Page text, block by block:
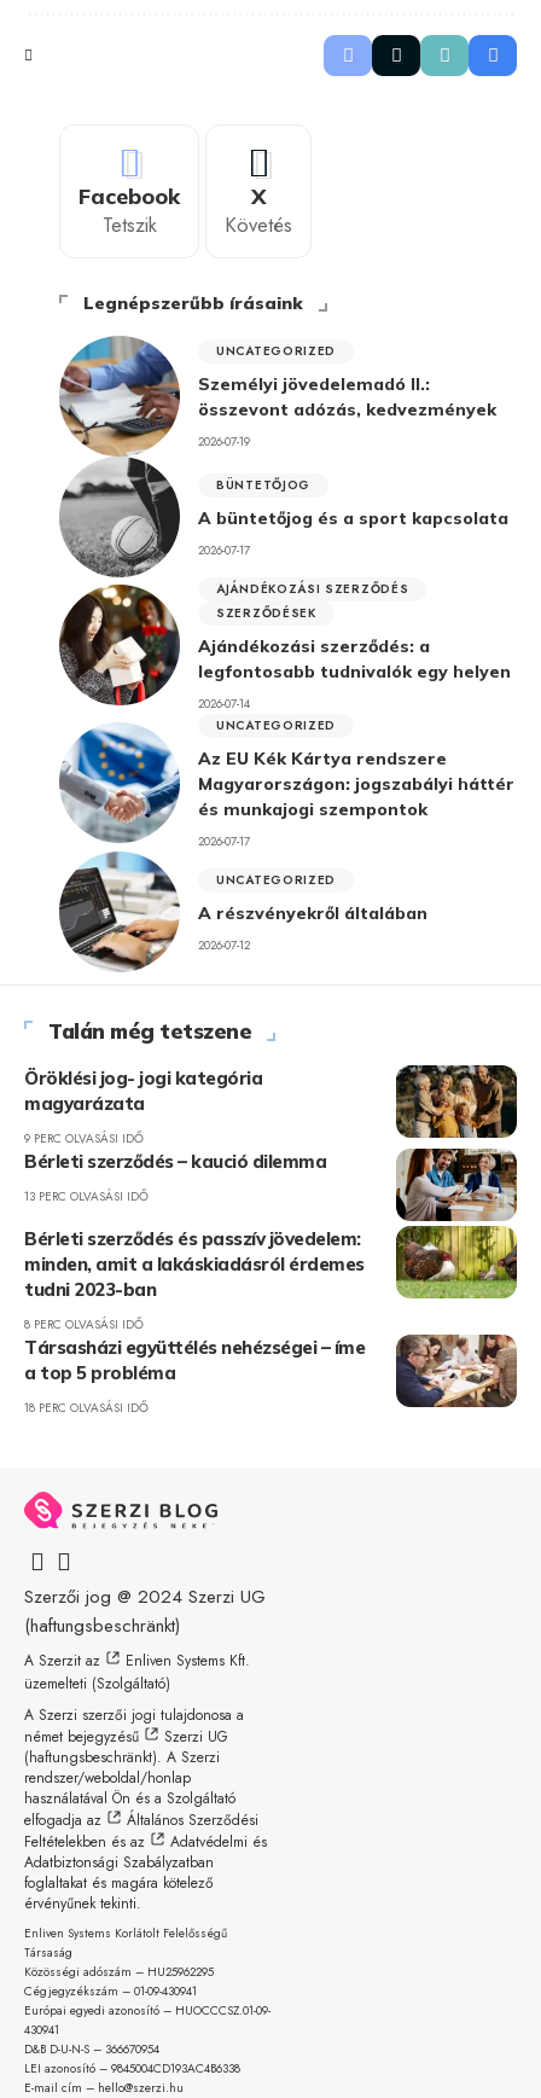
Facebook
Tetszik
X
Követés
Legnépszerűbb írásaink
UNCATEGORIZED
Személyi jövedelemadó II.:
összevont adózás, kedvezmények
2026-07-19
BÜNTETŐJOG
A büntetőjog és a sport kapcsolata
2026-07-17
AJÁNDÉKOZÁSI SZERZŐDÉS
SZERZŐDÉSEK
Ajándékozási szerződés: a
legfontosabb tudnivalók egy helyen
2026-07-14
UNCATEGORIZED
Az EU Kék Kártya rendszere
Magyarországon: jogszabályi háttér
és munkajogi szempontok
2026-07-17
UNCATEGORIZED
A részvényekről általában
2026-07-12
Talán még tetszene
Öröklési jog- jogi kategória
magyarázata
9 PERC OLVASÁSI IDŐ
Bérleti szerződés – kaució dilemma
13 PERC OLVASÁSI IDŐ
Bérleti szerződés és passzív jövedelem:
minden, amit a lakáskiadásról érdemes
tudni 2023-ban
8 PERC OLVASÁSI IDŐ
Társasházi együttélés nehézségei – íme
a top 5 probléma
18 PERC OLVASÁSI IDŐ
Szerzői jog @ 2024 Szerzi UG
(haftungsbeschränkt)
A Szerzit az
Enliven Systems Kft.
üzemelteti (Szolgáltató)
A Szerzi szerzői jogi tulajdonosa a
német bejegyzésű
Szerzi UG
(haftungsbeschränkt). A Szerzi
rendszer/weboldal/honlap
használatával Ön és a Szolgáltató
elfogadja az
Általános Szerződési
Feltételekben és az
Adatvédelmi és
Adatbiztonsági Szabályzatban
foglaltakat és magára kötelező
érvényűnek tekinti.
Enliven Systems Korlátolt Felelősségű
Társaság
Közösségi adószám – HU25962295
Cégjegyzékszám – 01-09-430941
Európai egyedi azonosító – HUOCCCSZ.01-09-
430941
D&B D-U-N-S – 366670954
LEI azonosító – 9845004CD193AC4B6338
E-mail cím – hello@szerzi.hu